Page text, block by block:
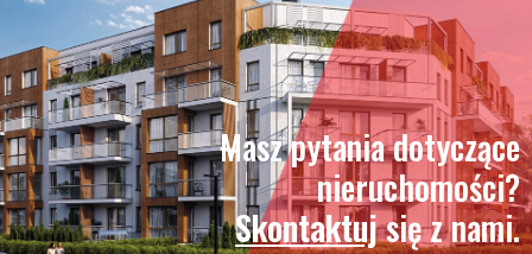
Masz pytania dotyczące
nieruchomości?
Skontaktujsię z nami.